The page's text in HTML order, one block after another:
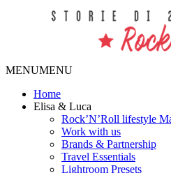
MENUMENU
Home
Elisa & Luca
Rock’N’Roll lifestyle
Work with us
Brands & Partnership
Travel Essentials
Lightroom Presets